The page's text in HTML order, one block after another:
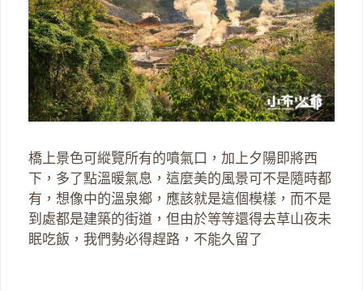
橋上景色可縱覽所有的噴氣口，加上夕陽即將西
下，多了點溫暖氣息，這麼美的風景可不是隨時都
有，想像中的溫泉鄉，應該就是這個模樣，而不是
到處都是建築的街道，但由於等等還得去草山夜未
眠吃飯，我們勢必得趕路，不能久留了